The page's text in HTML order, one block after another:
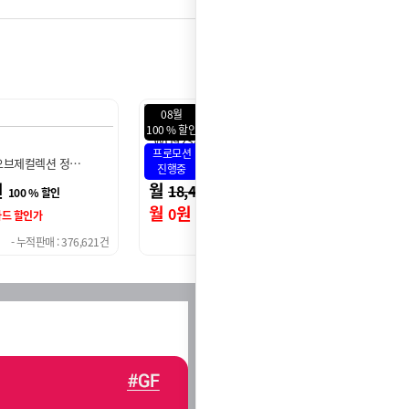
오브제
어 듀얼 STS 정…
원 100 % 할인
용카드 할인가
- 누적판매 : 181,976건
100 % 할인
WD525AS
LG 퓨리케어 상하좌우 직수 …
월14,950
월